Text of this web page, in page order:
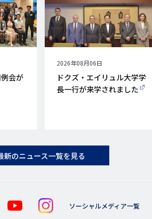
会が
公
開
日
2026年08月06日
ドクズ・エイリュル大学学
長一行が来学されました
新のニュース一覧を見る
ソーシャルメディア一覧